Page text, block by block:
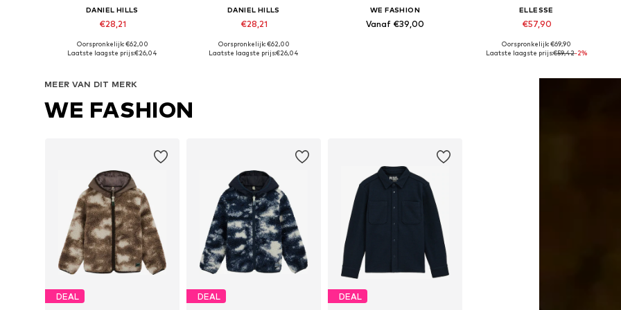
DANIEL HILLS
€28,21
Oorspronkelijk: €62,00
Laatste laagste prijs:€26,04
DANIEL HILLS
€28,21
Beschikbare maten: 100-104, 116
Oorspronkelijk: €62,00
Laatste laagste prijs:€26,04
WE FASHION
Vanaf €39,00
ELLESSE
€57,90
Oorspronkelijk: €69,90
Laatste laagste prijs:€59,42-2%
MEER VAN DIT MERK
WE FASHION
DEAL DEAL DEAL